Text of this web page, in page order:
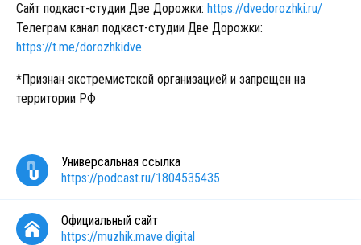
Сайт подкаст-студии Две Дорожки: https://dvedorozhki.ru/
Телеграм канал подкаст-студии Две Дорожки:
https://t.me/dorozhkidve
*Признан экстремистской организацией и запрещен на
территории РФ
Универсальная ссылка
https://podcast.ru/1804535435
Официальный сайт
https://muzhik.mave.digital